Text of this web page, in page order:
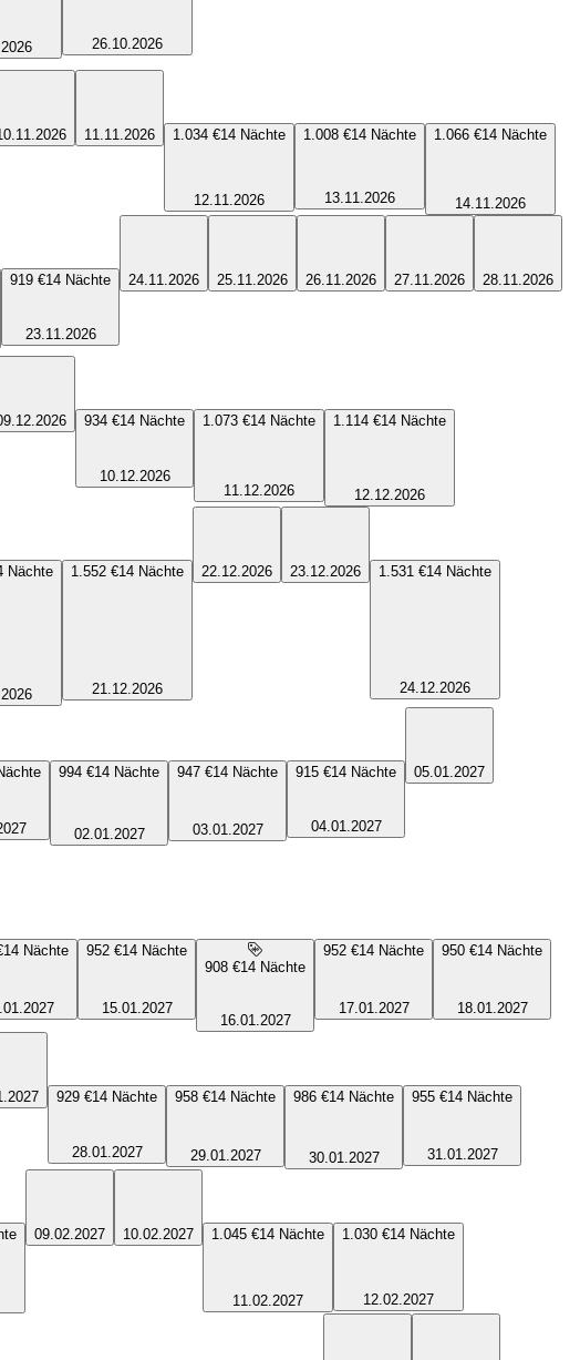
26.10.2026
11.11.2026 1.034 €14 Nächte
12.11.2026
1.008 €14 Nächte
13.11.2026
1.066 €14 Nächte
14.11.2026
919 €14 Nächte
23.11.2026
24.11.2026 25.11.2026 26.11.2026 27.11.2026 28.11.2026
934 €14 Nächte
10.12.2026
1.073 €14 Nächte
11.12.2026
1.114 €14 Nächte
12.12.2026
Nächte 1.552 €14 Nächte
21.12.2026
22.12.2026 23.12.2026 1.531 €14 Nächte
24.12.2026
994 €14 Nächte
02.01.2027
947 €14 Nächte
03.01.2027
915 €14 Nächte
04.01.2027
05.01.2027
14 Nächte 952 €14 Nächte
15.01.2027
908 €14 Nächte
16.01.2027
952 €14 Nächte
17.01.2027
950 €14 Nächte
18.01.2027
929 €14 Nächte
28.01.2027
958 €14 Nächte
29.01.2027
986 €14 Nächte
30.01.2027
955 €14 Nächte
31.01.2027
09.02.2027 10.02.2027 1.045 €14 Nächte
11.02.2027
1.030 €14 Nächte
12.02.2027